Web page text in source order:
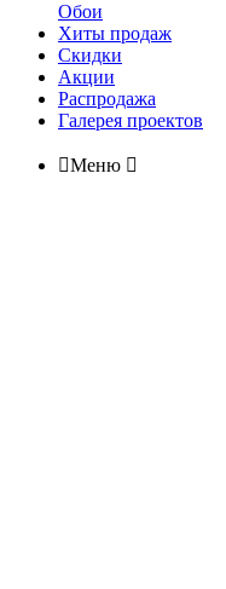
Обои
Хиты продаж
Скидки
Акции
Распродажа
Галерея проектов
Меню 